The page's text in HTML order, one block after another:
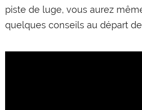
piste de luge, vous aurez
quelques conseils au départ